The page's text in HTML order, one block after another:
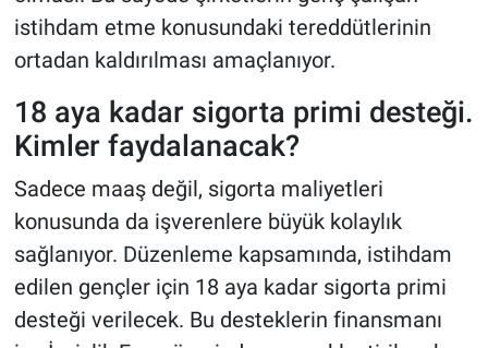
istihdam etme konusundaki tereddütlerinin
ortadan kaldırılması amaçlanıyor.
18 aya kadar sigorta primi desteği.
Kimler faydalanacak?
Sadece maaş değil, sigorta maliyetleri
konusunda da işverenlere büyük kolaylık
sağlanıyor. Düzenleme kapsamında, istihdam
edilen gençler için 18 aya kadar sigorta primi
desteği verilecek. Bu desteklerin finansmanı